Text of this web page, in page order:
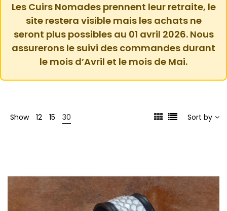
Les Cuirs Nomades prennent leur retraite, le
site restera visible mais les achats ne
seront plus possibles au 01 avril 2026. Nous
assurerons le suivi des commandes durant
le mois d’Avril et le mois de Mai.
Show 12 15 30 Sort by